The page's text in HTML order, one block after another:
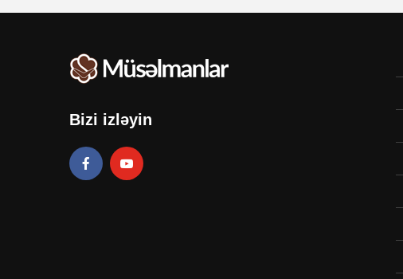
Bizi izləyin